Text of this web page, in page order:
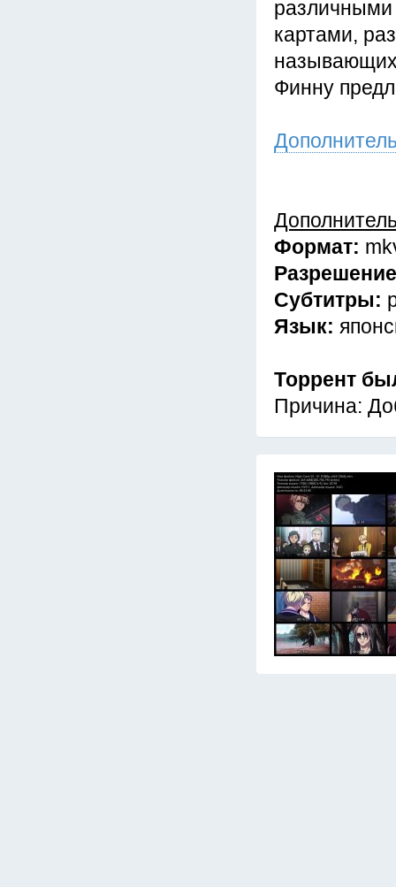
различными
картами,
называющих
Финну
Формат:
Субтитры:
Язык:
Торрент
Причина: